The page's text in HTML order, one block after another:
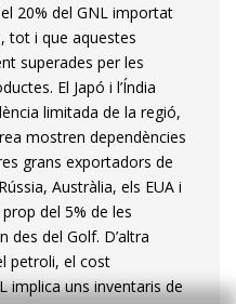
20% del GNL importat
tot i que aquestes
superades per les
El Japó i l’Índia
limitada de la regió,
mostren dependències
grans exportadors de
Austràlia, els EUA i
del 5% de les
des del Golf. D’altra
petroli, el cost
implica uns inventaris de